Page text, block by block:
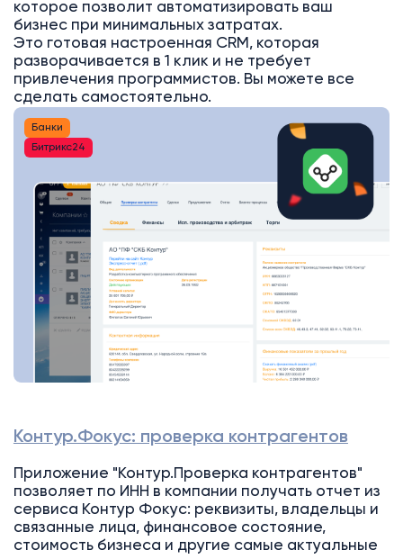
которое позволит автоматизировать ваш
бизнес при минимальных затратах.
Это готовая настроенная CRM, которая
разворачивается в 1 клик и не требует
привлечения программистов. Вы можете все
сделать самостоятельно.
Банки
Битрикс24
Контур.Фокус: проверка контрагентов
Приложение "Контур.Проверка контрагентов"
позволяет по ИНН в компании получать отчет из
сервиса Контур Фокус: реквизиты, владельцы и
связанные лица, финансовое состояние,
стоимость бизнеса и другие самые актуальные